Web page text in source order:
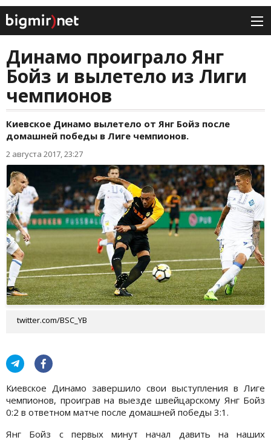
Динамо проиграло Янг
Бойз и вылетело из Лиги
чемпионов
Киевское Динамо вылетело от Янг Бойз после
домашней победы в Лиге чемпионов.
2 августа 2017, 23:27
twitter.com/BSC_YB
Киевское Динамо завершило свои выступления в Лиге
чемпионов, проиграв на выезде швейцарскому Янг Бойз
0:2 в ответном матче после домашней победы 3:1.
Янг Бойз с первых минут начал давить на наших